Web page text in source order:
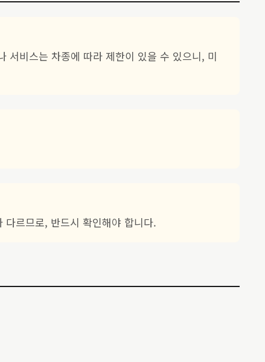
서비스는 차종에 따라 제한이 있을 수 있으니, 미
르므로, 반드시 확인해야 합니다.